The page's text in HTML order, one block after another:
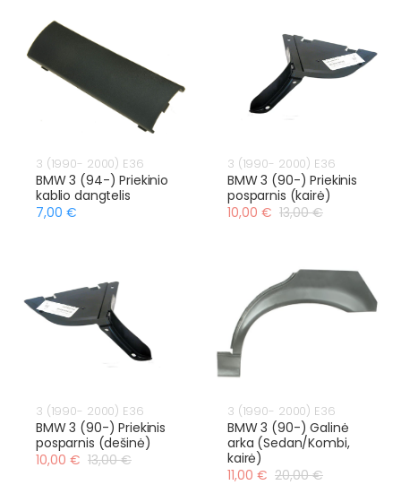
3 (1990- 2000) E36
BMW 3 (94-) Priekinio
kablio dangtelis
7,00 €
3 (1990- 2000) E36
BMW 3 (90-) Priekinis
posparnis (kairė)
10,00 € 13,00 €
3 (1990- 2000) E36
BMW 3 (90-) Priekinis
posparnis (dešinė)
10,00 € 13,00 €
3 (1990- 2000) E36
BMW 3 (90-) Galinė
arka (Sedan/Kombi,
kairė)
11,00 € 20,00 €